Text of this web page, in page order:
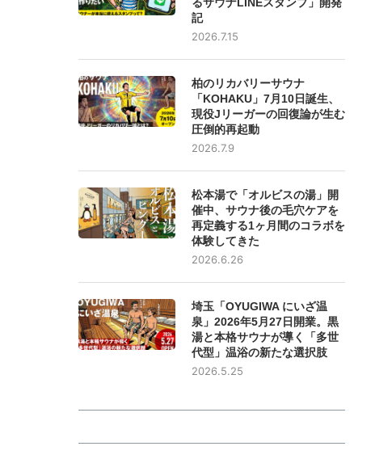
るサウナLINEスタンプ」開発
記
2026.7.15
柏のリカバリーサウナ
「KOHAKU」7月10日誕生、
現役Jリーガーの回復論が生む
圧倒的再起動
2026.7.9
松本湯で「オルビスの湯」開
催中、サウナ後の毛穴ケアを
再定義する1ヶ月間のコラボを
体験してきた
2026.6.26
埼玉「OYUGIWA にいざ温
泉」2026年5月27日開業。黒
湯と本格サウナが導く「多世
代型」温浴の新たな選択肢
2026.5.25